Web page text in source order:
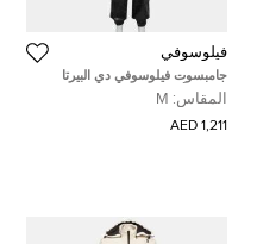
فيلوسوفي
جامبسوت فيلوسوفي دي البيرتا
فيريتي بأزرار رقبة حرف في ساتين
أسود مقاس متوسط
المقاس: M
1,211 AED